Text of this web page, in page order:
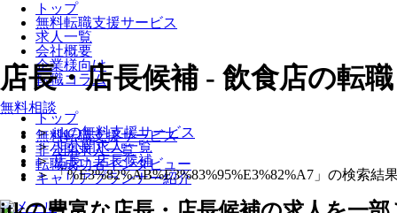
トップ
無料転職支援サービス
求人一覧
会社概要
企業様向け
転職コラム
無料相談
無料転職支援サービス
非公開求人一覧
転職成功者インタビュー
キャリアプランナー紹介
店長・店長候補 - 飲食店の転
トップ
＞ itkの無料支援サービス
＞ 非公開求人一覧
＞ 店長・店長候補
＞ 「%E3%82%AB%E3%83%95%E3%82%A7」の検索結